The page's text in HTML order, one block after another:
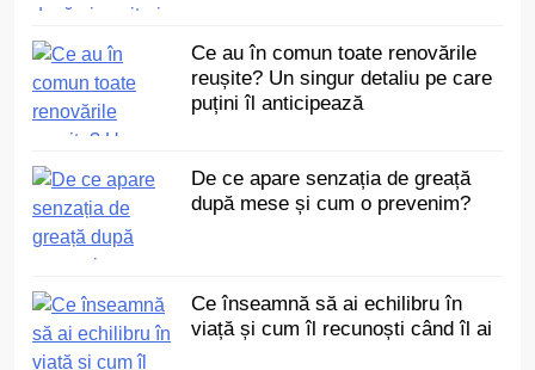
Ce au în comun toate renovările
reușite? Un singur detaliu pe care
puțini îl anticipează
De ce apare senzația de greață
după mese și cum o prevenim?
Ce înseamnă să ai echilibru în
viață și cum îl recunoști când îl ai